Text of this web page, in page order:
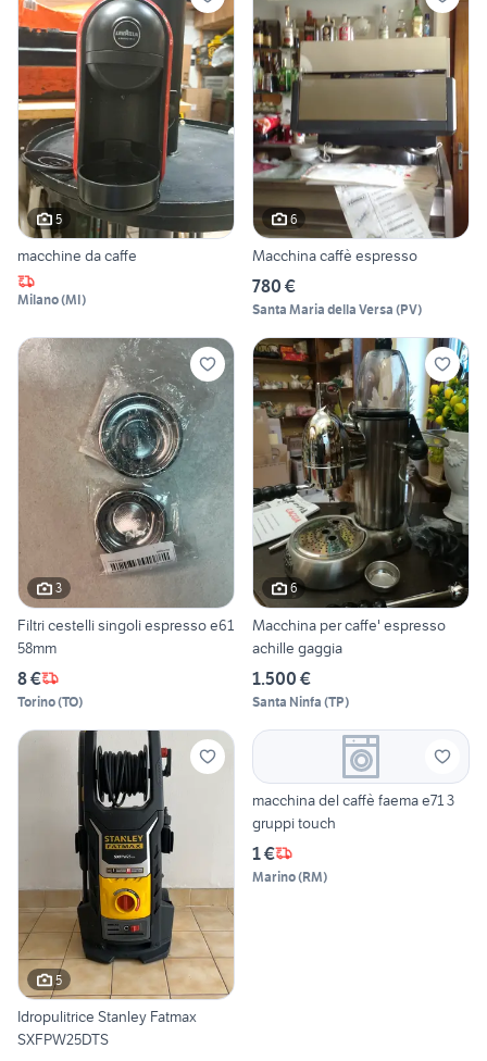
5
macchine da caffe
Milano(MI)
6
Macchina caffè espresso
780 €
Santa Maria della Versa (PV)
3
Filtri cestelli singoli espresso e61
58mm
8 €
Torino(TO)
6
Macchina per caffe' espresso
achille gaggia
1.500 €
Santa Ninfa (TP)
5
Idropulitrice Stanley Fatmax
SXFPW25DTS
macchina del caffè faema e71 3
gruppi touch
1 €
Marino(RM)